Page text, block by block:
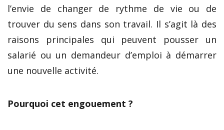
l’envie de changer de rythme de vie ou de
trouver du sens dans son travail. Il s’agit là des
raisons principales qui peuvent pousser un
salarié ou un demandeur d’emploi à démarrer
une nouvelle activité.
Pourquoi cet engouement ?